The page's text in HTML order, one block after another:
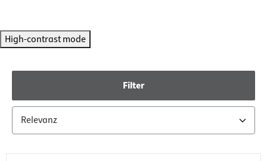
High-contrast mode
Filter